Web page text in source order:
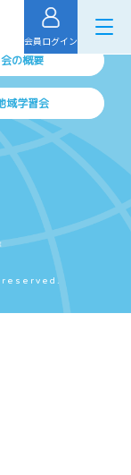
会員ログイン
会の概要
域学習会